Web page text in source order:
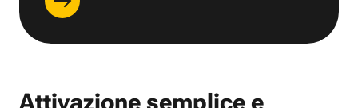
Attivazione semplice e